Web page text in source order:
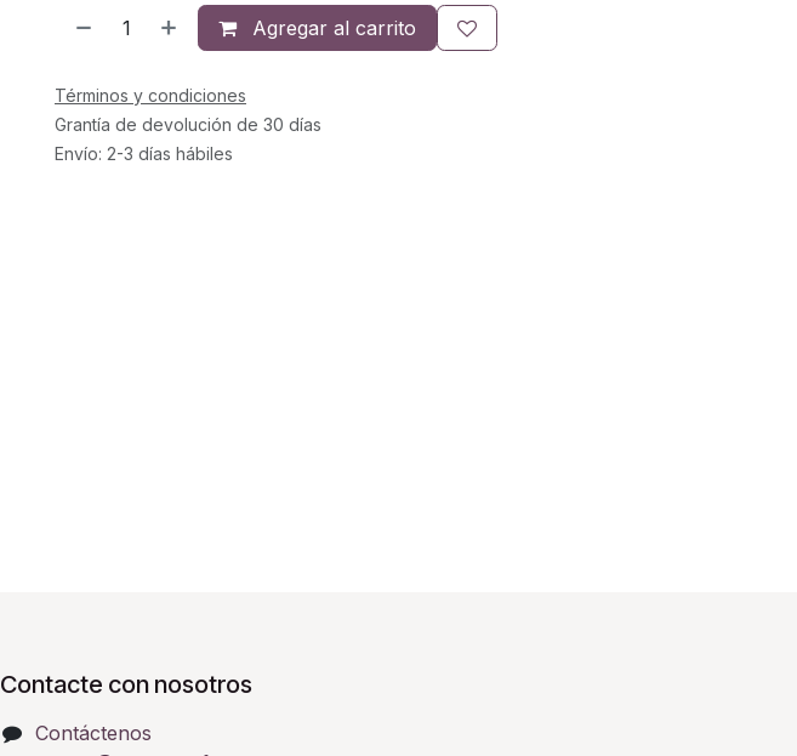
Agregar al carrito
Términos y condiciones
Grantía de devolución de 30 días
Envío: 2-3 días hábiles
Contacte con nosotros
Contáctenos